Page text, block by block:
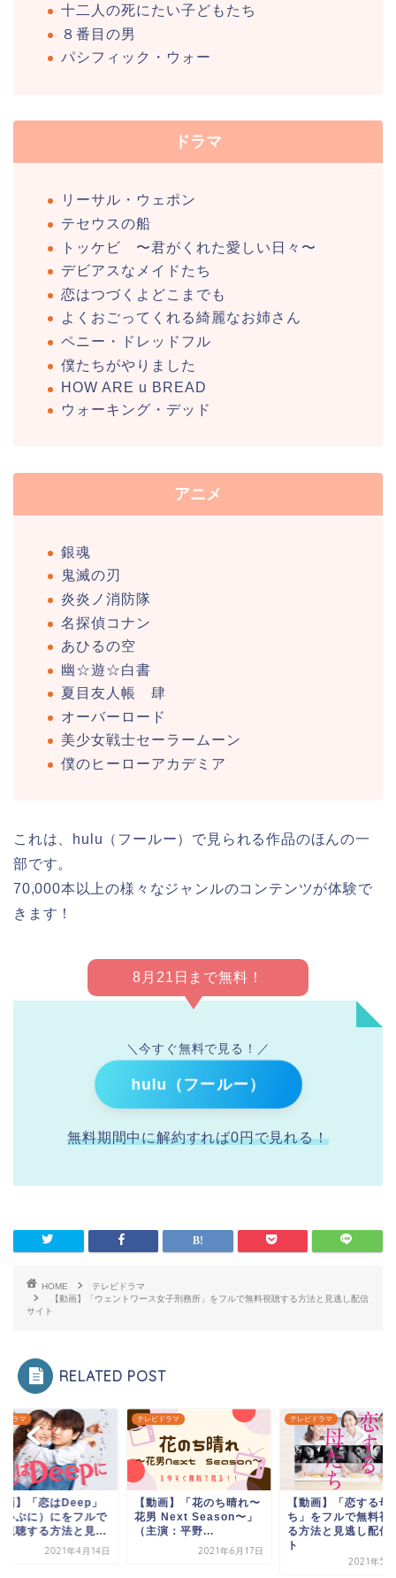
十二人の死にたい子どもたち
８番目の男
パシフィック・ウォー
ドラマ
リーサル・ウェポン
テセウスの船
トッケビ 〜君がくれた愛しい日々〜
デビアスなメイドたち
恋はつづくよどこまでも
よくおごってくれる綺麗なお姉さん
ペニー・ドレッドフル
僕たちがやりました
HOW ARE u BREAD
ウォーキング・デッド
アニメ
銀魂
鬼滅の刃
炎炎ノ消防隊
名探偵コナン
あひるの空
幽☆遊☆白書
夏目友人帳 肆
オーバーロード
美少女戦士セーラームーン
僕のヒーローアカデミア
これは、hulu（フールー）で見られる作品のほんの一
部です。
70,000本以上の様々なジャンルのコンテンツが体験で
きます！
8月21日まで無料！
＼今すぐ無料で見る！／
hulu（フールー）
無料期間中に解約すれば0円で見れる！
HOME
テレビドラマ
【動画】「ウェントワース女子刑務所」をフルで無料視聴する方法と見逃し配信
サイト
RELATED POST
ドラマ
画】「花のち晴れ〜
Next Season〜」
演：平野...
2021年6月17日
テレビドラマ
【動画】「恋する母た
ち」をフルで無料視聴す
る方法と見逃し配信サイ
テレビドラマ
【動画】「恋は
（こいぷに）にをフ
無料視聴する方法と